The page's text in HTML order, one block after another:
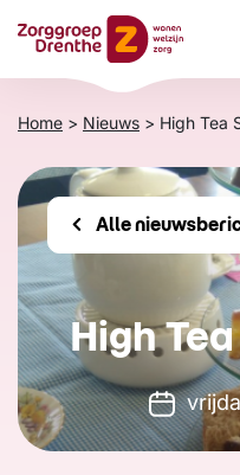
naar
content
Home > Nieuws > High Tea
Alle
High